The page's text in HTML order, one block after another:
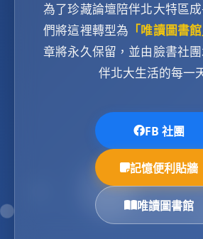
為了珍藏論壇陪伴北大特區
們將這裡轉型為 「唯讀圖書館
章將永久保留，並由臉書社
伴北大生活的每一
FB 社團
記憶便利貼牆
唯讀圖書館